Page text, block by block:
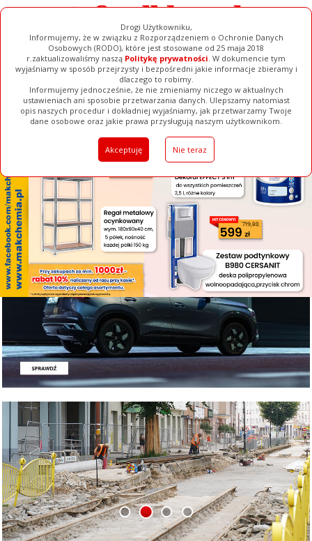
Drogi Użytkowniku,
Informujemy, że w związku z Rozporządzeniem o Ochronie Danych
Osobowych (RODO), które jest stosowane od 25 maja 2018
r.zaktualizowaliśmy naszą Politykę prywatności. W dokumencie tym
wyjaśniamy w sposób przejrzysty i bezpośredni jakie informacje zbieramy i
dlaczego to robimy.
Informujemy jednocześnie, że nie zmieniamy niczego w aktualnych
ustawieniach ani sposobie przetwarzania danych. Ulepszamy natomiast
opis naszych procedur i dokładniej wyjaśniamy, jak przetwarzamy Twoje
dane osobowe oraz jakie prawa przysługują naszym użytkownikom.
Akceptuję Nie teraz
[ ZAMKNIJ ]
Ogłoszenia Filmy Galerie Baza Firm Pełna Wersja
1 2 3 4